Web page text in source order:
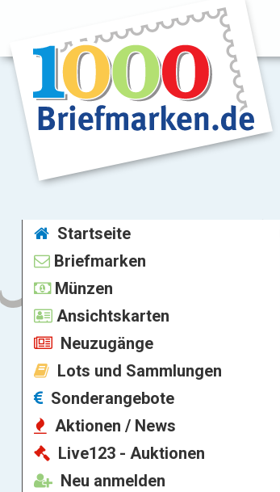
Startseite
Briefmarken
Münzen
Ansichtskarten
Neuzugänge
Lots und Sammlungen
Sonderangebote
Aktionen / News
Live123 - Auktionen
Neu anmelden